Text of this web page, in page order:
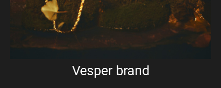
Vesper brand